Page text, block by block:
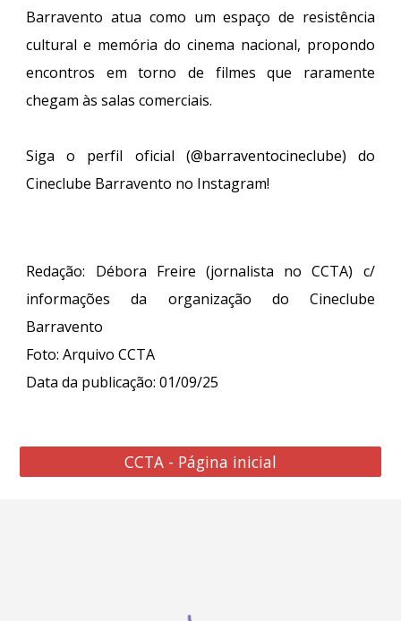
Barravento atua como um espaço de resistência
cultural e memória do cinema nacional, propondo
encontros em torno de filmes que raramente
chegam às salas comerciais.
Siga o perfil oficial (@barraventocineclube) do
Cineclube Barravento no Instagram!
Redação: Débora Freire (jornalista no CCTA) c/
informações da organização do Cineclube
Barravento
Foto: Arquivo CCTA
Data da publicação: 01/09/25
CCTA - Página inicial